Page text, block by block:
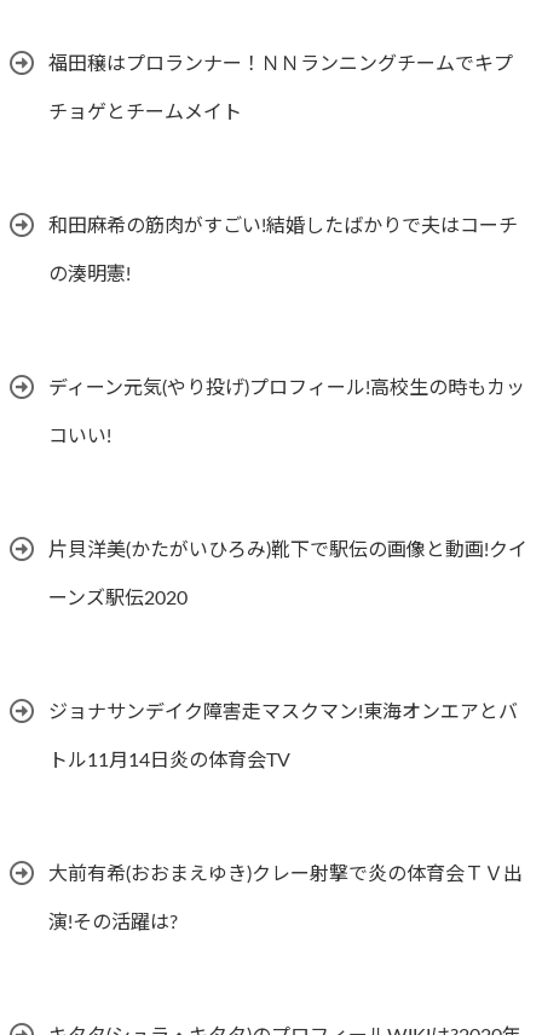
福田穣はプロランナー！ＮＮランニングチームでキプ
チョゲとチームメイト
和田麻希の筋肉がすごい!結婚したばかりで夫はコーチ
の湊明憲!
ディーン元気(やり投げ)プロフィール!高校生の時もカッ
コいい!
片貝洋美(かたがいひろみ)靴下で駅伝の画像と動画!クイ
ーンズ駅伝2020
ジョナサンデイク障害走マスクマン!東海オンエアとバ
トル11月14日炎の体育会TV
大前有希(おおまえゆき)クレー射撃で炎の体育会ＴＶ出
演!その活躍は?